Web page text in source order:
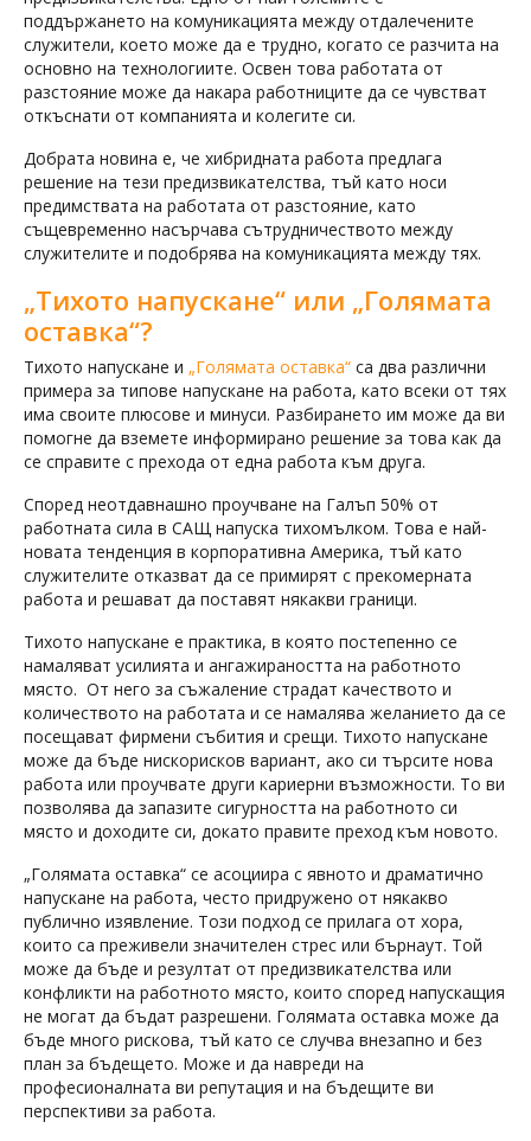
поддържането на комуникацията между отдалечените
служители, което може да е трудно, когато се разчита на
основно на технологиите. Освен това работата от
разстояние може да накара работниците да се чувстват
откъснати от компанията и колегите си.
Добрата новина е, че хибридната работа предлага
решение на тези предизвикателства, тъй като носи
предимствата на работата от разстояние, като
същевременно насърчава сътрудничеството между
служителите и подобрява на комуникацията между тях.
„Тихото напускане“ или „Голямата
оставка“?
Тихото напускане и „Голямата оставка“ са два различни
примера за типове напускане на работа, като всеки от тях
има своите плюсове и минуси. Разбирането им може да ви
помогне да вземете информирано решение за това как да
се справите с прехода от една работа към друга.
Според неотдавнашно проучване на Галъп 50% от
работната сила в САЩ напуска тихомълком. Това е най-
новата тенденция в корпоративна Америка, тъй като
служителите отказват да се примирят с прекомерната
работа и решават да поставят някакви граници.
Тихото напускане е практика, в която постепенно се
намаляват усилията и ангажираността на работното
място. От него за съжаление страдат качеството и
количеството на работата и се намалява желанието да се
посещават фирмени събития и срещи. Тихото напускане
може да бъде нискорисков вариант, ако си търсите нова
работа или проучвате други кариерни възможности. То ви
позволява да запазите сигурността на работното си
място и доходите си, докато правите преход към новото.
„Голямата оставка“ се асоциира с явното и драматично
напускане на работа, често придружено от някакво
публично изявление. Този подход се прилага от хора,
които са преживели значителен стрес или бърнаут. Той
може да бъде и резултат от предизвикателства или
конфликти на работното място, които според напускащия
не могат да бъдат разрешени. Голямата оставка може да
бъде много рискова, тъй като се случва внезапно и без
план за бъдещето. Може и да навреди на
професионалната ви репутация и на бъдещите ви
перспективи за работа.